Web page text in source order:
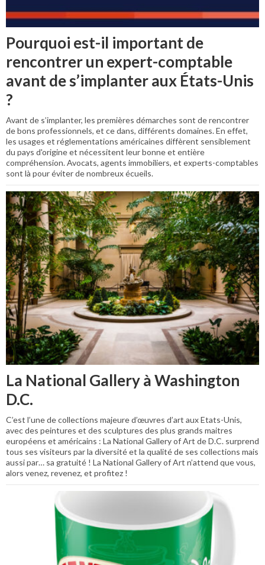
Pourquoi est-il important de
rencontrer un expert-comptable
avant de s’implanter aux États-Unis
?
Avant de s’implanter, les premières démarches sont de rencontrer
de bons professionnels, et ce dans, différents domaines. En effet,
les usages et réglementations américaines diffèrent sensiblement
du pays d'origine et nécessitent leur bonne et entière
compréhension. Avocats, agents immobiliers, et experts-comptables
sont là pour éviter de nombreux écueils.
La National Gallery à Washington
D.C.
C’est l’une de collections majeure d’œuvres d’art aux Etats-Unis,
avec des peintures et des sculptures des plus grands maitres
européens et américains : La National Gallery of Art de D.C. surprend
tous ses visiteurs par la diversité et la qualité de ses collections mais
aussi par… sa gratuité ! La National Gallery of Art n’attend que vous,
alors venez, revenez, et profitez !